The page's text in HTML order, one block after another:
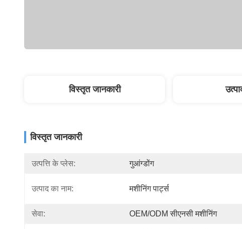
विस्तृत जानकारी
विस्तृत जानकारी
उत्पत्ति के प्लेस: गुआंग्डोंग
उत्पाद का नाम: मशीनिंग पार्ट्स
सेवा: OEM/ODM सीएनसी मशीनिंग